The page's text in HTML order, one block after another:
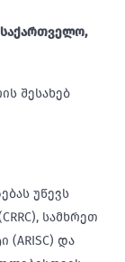
შესახებ
უწევს
სამხრეთ
(ARISC) და